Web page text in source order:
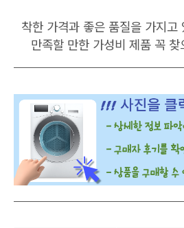
착한 가격과 좋은 품질을 가지고
만족할 만한 가성비 제품 꼭 찾